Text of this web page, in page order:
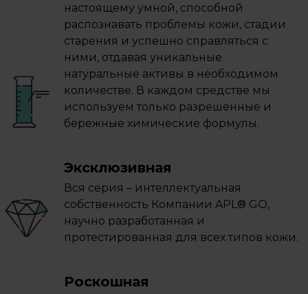
настоящему умной, способной
распознавать проблемы кожи, стадии
старения и успешно справляться с
ними, отдавая уникальные
натуральные активы в необходимом
количестве. В каждом средстве мы
используем только разрешенные и
бережные химические формулы.
Эксклюзивная
Вся серия – интеллектуальная
собственность Компании APL® GO,
научно разработанная и
протестированная для всех типов кожи.
Роскошная